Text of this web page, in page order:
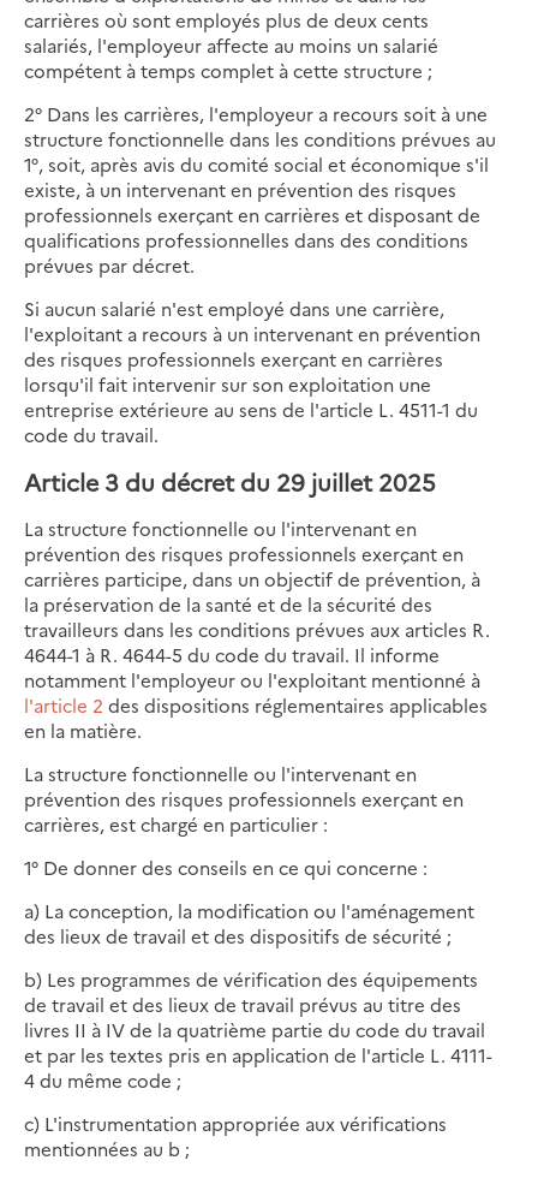
carrières où sont employés plus de deux cents
salariés, l'employeur affecte au moins un salarié
compétent à temps complet à cette structure ;
2° Dans les carrières, l'employeur a recours soit à une
structure fonctionnelle dans les conditions prévues au
1°, soit, après avis du comité social et économique s'il
existe, à un intervenant en prévention des risques
professionnels exerçant en carrières et disposant de
qualifications professionnelles dans des conditions
prévues par décret.
Si aucun salarié n'est employé dans une carrière,
l'exploitant a recours à un intervenant en prévention
des risques professionnels exerçant en carrières
lorsqu'il fait intervenir sur son exploitation une
entreprise extérieure au sens de l'article L. 4511-1 du
code du travail.
Article 3 du décret du 29 juillet 2025
La structure fonctionnelle ou l'intervenant en
prévention des risques professionnels exerçant en
carrières participe, dans un objectif de prévention, à
la préservation de la santé et de la sécurité des
travailleurs dans les conditions prévues aux articles R.
4644-1 à R. 4644-5 du code du travail. Il informe
notamment l'employeur ou l'exploitant mentionné à
l'article 2 des dispositions réglementaires applicables
en la matière.
La structure fonctionnelle ou l'intervenant en
prévention des risques professionnels exerçant en
carrières, est chargé en particulier :
1° De donner des conseils en ce qui concerne :
a) La conception, la modification ou l'aménagement
des lieux de travail et des dispositifs de sécurité ;
b) Les programmes de vérification des équipements
de travail et des lieux de travail prévus au titre des
livres II à IV de la quatrième partie du code du travail
et par les textes pris en application de l'article L. 4111-
4 du même code ;
c) L'instrumentation appropriée aux vérifications
mentionnées au b ;